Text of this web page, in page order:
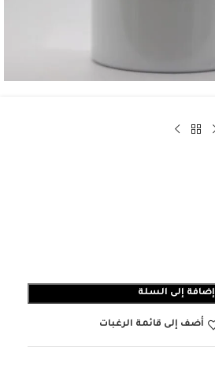
إضافة إلى السلة
أضف إلى قائمة الرغبات